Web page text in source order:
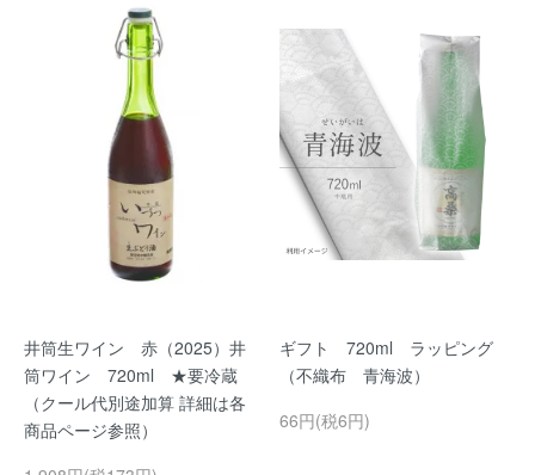
井筒生ワイン 赤（2025）井
筒ワイン 720ml ★要冷蔵
（クール代別途加算 詳細は各
商品ページ参照）
ギフト 720ml ラッピング
（不織布 青海波）
66円(税6円)